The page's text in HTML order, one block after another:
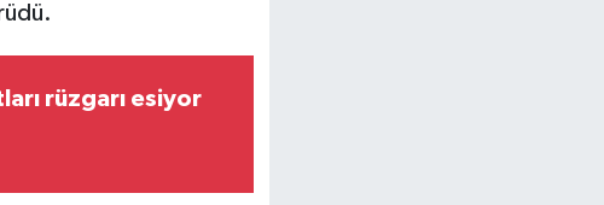
rüzgarı esiyor